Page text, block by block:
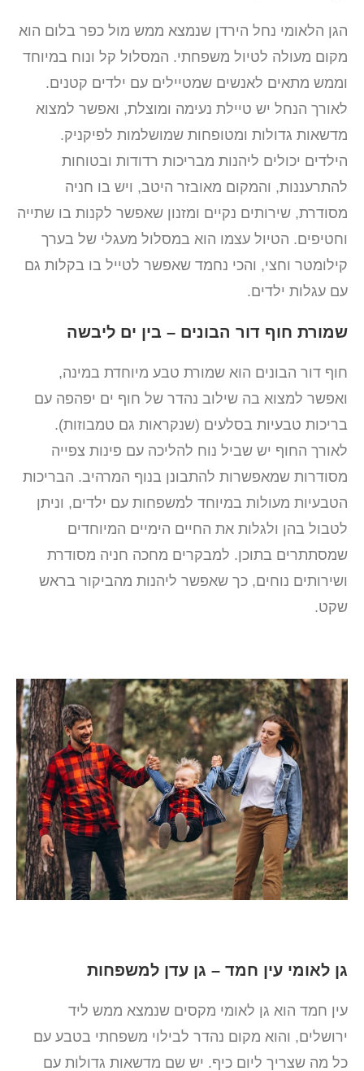
הגן הלאומי נחל הירדן שנמצא ממש מול כפר בלום הוא
מקום מעולה לטיול משפחתי. המסלול קל ונוח במיוחד
וממש מתאים לאנשים שמטיילים עם ילדים קטנים.
לאורך הנחל יש טיילת נעימה ומוצלת, ואפשר למצוא
מדשאות גדולות ומטופחות שמושלמות לפיקניק.
הילדים יכולים ליהנות מבריכות רדודות ובטוחות
להתרעננות, והמקום מאובזר היטב, ויש בו חניה
מסודרת, שירותים נקיים ומזנון שאפשר לקנות בו שתייה
וחטיפים. הטיול עצמו הוא במסלול מעגלי של בערך
קילומטר וחצי, והכי נחמד שאפשר לטייל בו בקלות גם
עם עגלות ילדים.
שמורת חוף דור הבונים – בין ים ליבשה
חוף דור הבונים הוא שמורת טבע מיוחדת במינה,
ואפשר למצוא בה שילוב נהדר של חוף ים יפהפה עם
בריכות טבעיות בסלעים (שנקראות גם טמבוזות).
לאורך החוף יש שביל נוח להליכה עם פינות צפייה
מסודרות שמאפשרות להתבונן בנוף המרהיב. הבריכות
הטבעיות מעולות במיוחד למשפחות עם ילדים, וניתן
לטבול בהן ולגלות את החיים הימיים המיוחדים
שמסתתרים בתוכן. למבקרים מחכה חניה מסודרת
ושירותים נוחים, כך שאפשר ליהנות מהביקור בראש
שקט.
גן לאומי עין חמד – גן עדן למשפחות
עין חמד הוא גן לאומי מקסים שנמצא ממש ליד
ירושלים, והוא מקום נהדר לבילוי משפחתי בטבע עם
כל מה שצריך ליום כיף. יש שם מדשאות גדולות עם